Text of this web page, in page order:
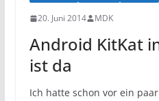
20. Juni 2014 MDK
Android KitKat
ist da
Ich hatte schon vor ein